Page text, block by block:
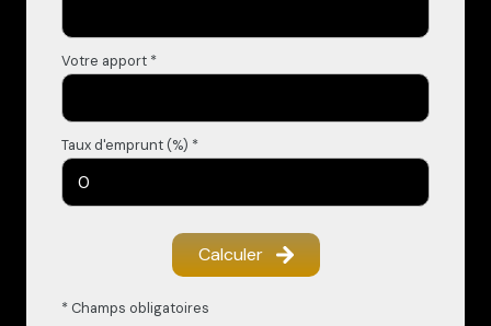
Votre apport *
Taux d'emprunt (%) *
Calculer
* Champs obligatoires